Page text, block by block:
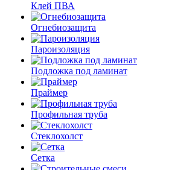
Клей ПВА
Огнебиозащита
Пароизоляция
Подложка под ламинат
Праймер
Профильная труба
Стеклохолст
Сетка